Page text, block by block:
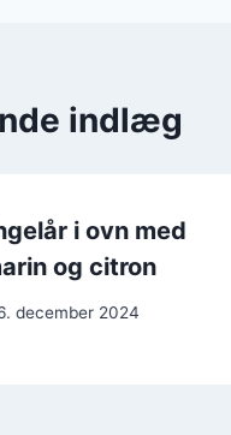
indlæg
i ovn med
og citron
december 2024